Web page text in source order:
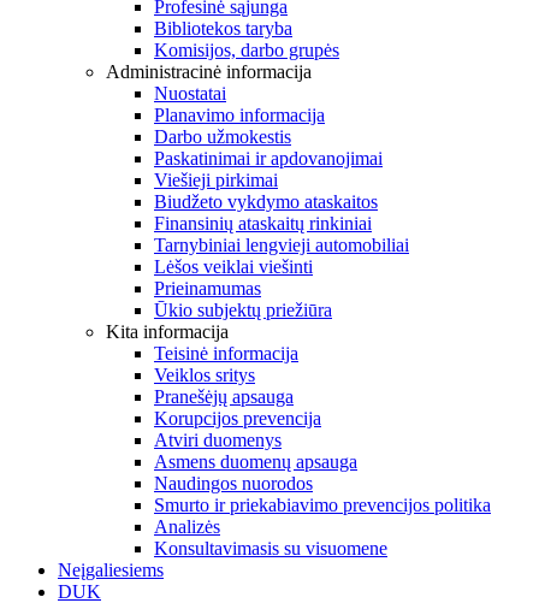
Profesinė sąjunga
Bibliotekos taryba
Komisijos, darbo grupės
Administracinė informacija
Nuostatai
Planavimo informacija
Darbo užmokestis
Paskatinimai ir apdovanojimai
Viešieji pirkimai
Biudžeto vykdymo ataskaitos
Finansinių ataskaitų rinkiniai
Tarnybiniai lengvieji automobiliai
Lėšos veiklai viešinti
Prieinamumas
Ūkio subjektų priežiūra
Kita informacija
Teisinė informacija
Veiklos sritys
Pranešėjų apsauga
Korupcijos prevencija
Atviri duomenys
Asmens duomenų apsauga
Naudingos nuorodos
Smurto ir priekabiavimo prevencijos politika
Analizės
Konsultavimasis su visuomene
Neįgaliesiems
DUK